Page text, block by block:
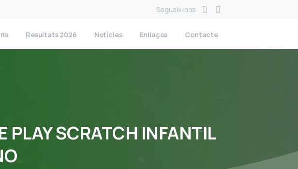
Segueix-nos
Resultats 2026 Notícies Enllaços Contacte
PLAYSCRATCH INFANTIL